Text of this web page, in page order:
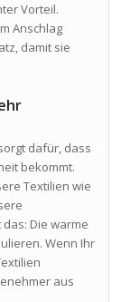
Vorteil.
Anschlag
damit sie
dafür, dass
bekommt.
Textilien wie
Die warme
Wenn Ihr
aus